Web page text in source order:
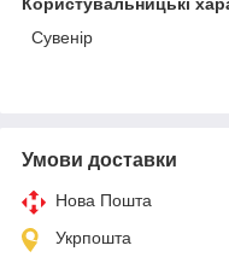
Сувенір
Умови доставки
Нова Пошта
Укрпошта